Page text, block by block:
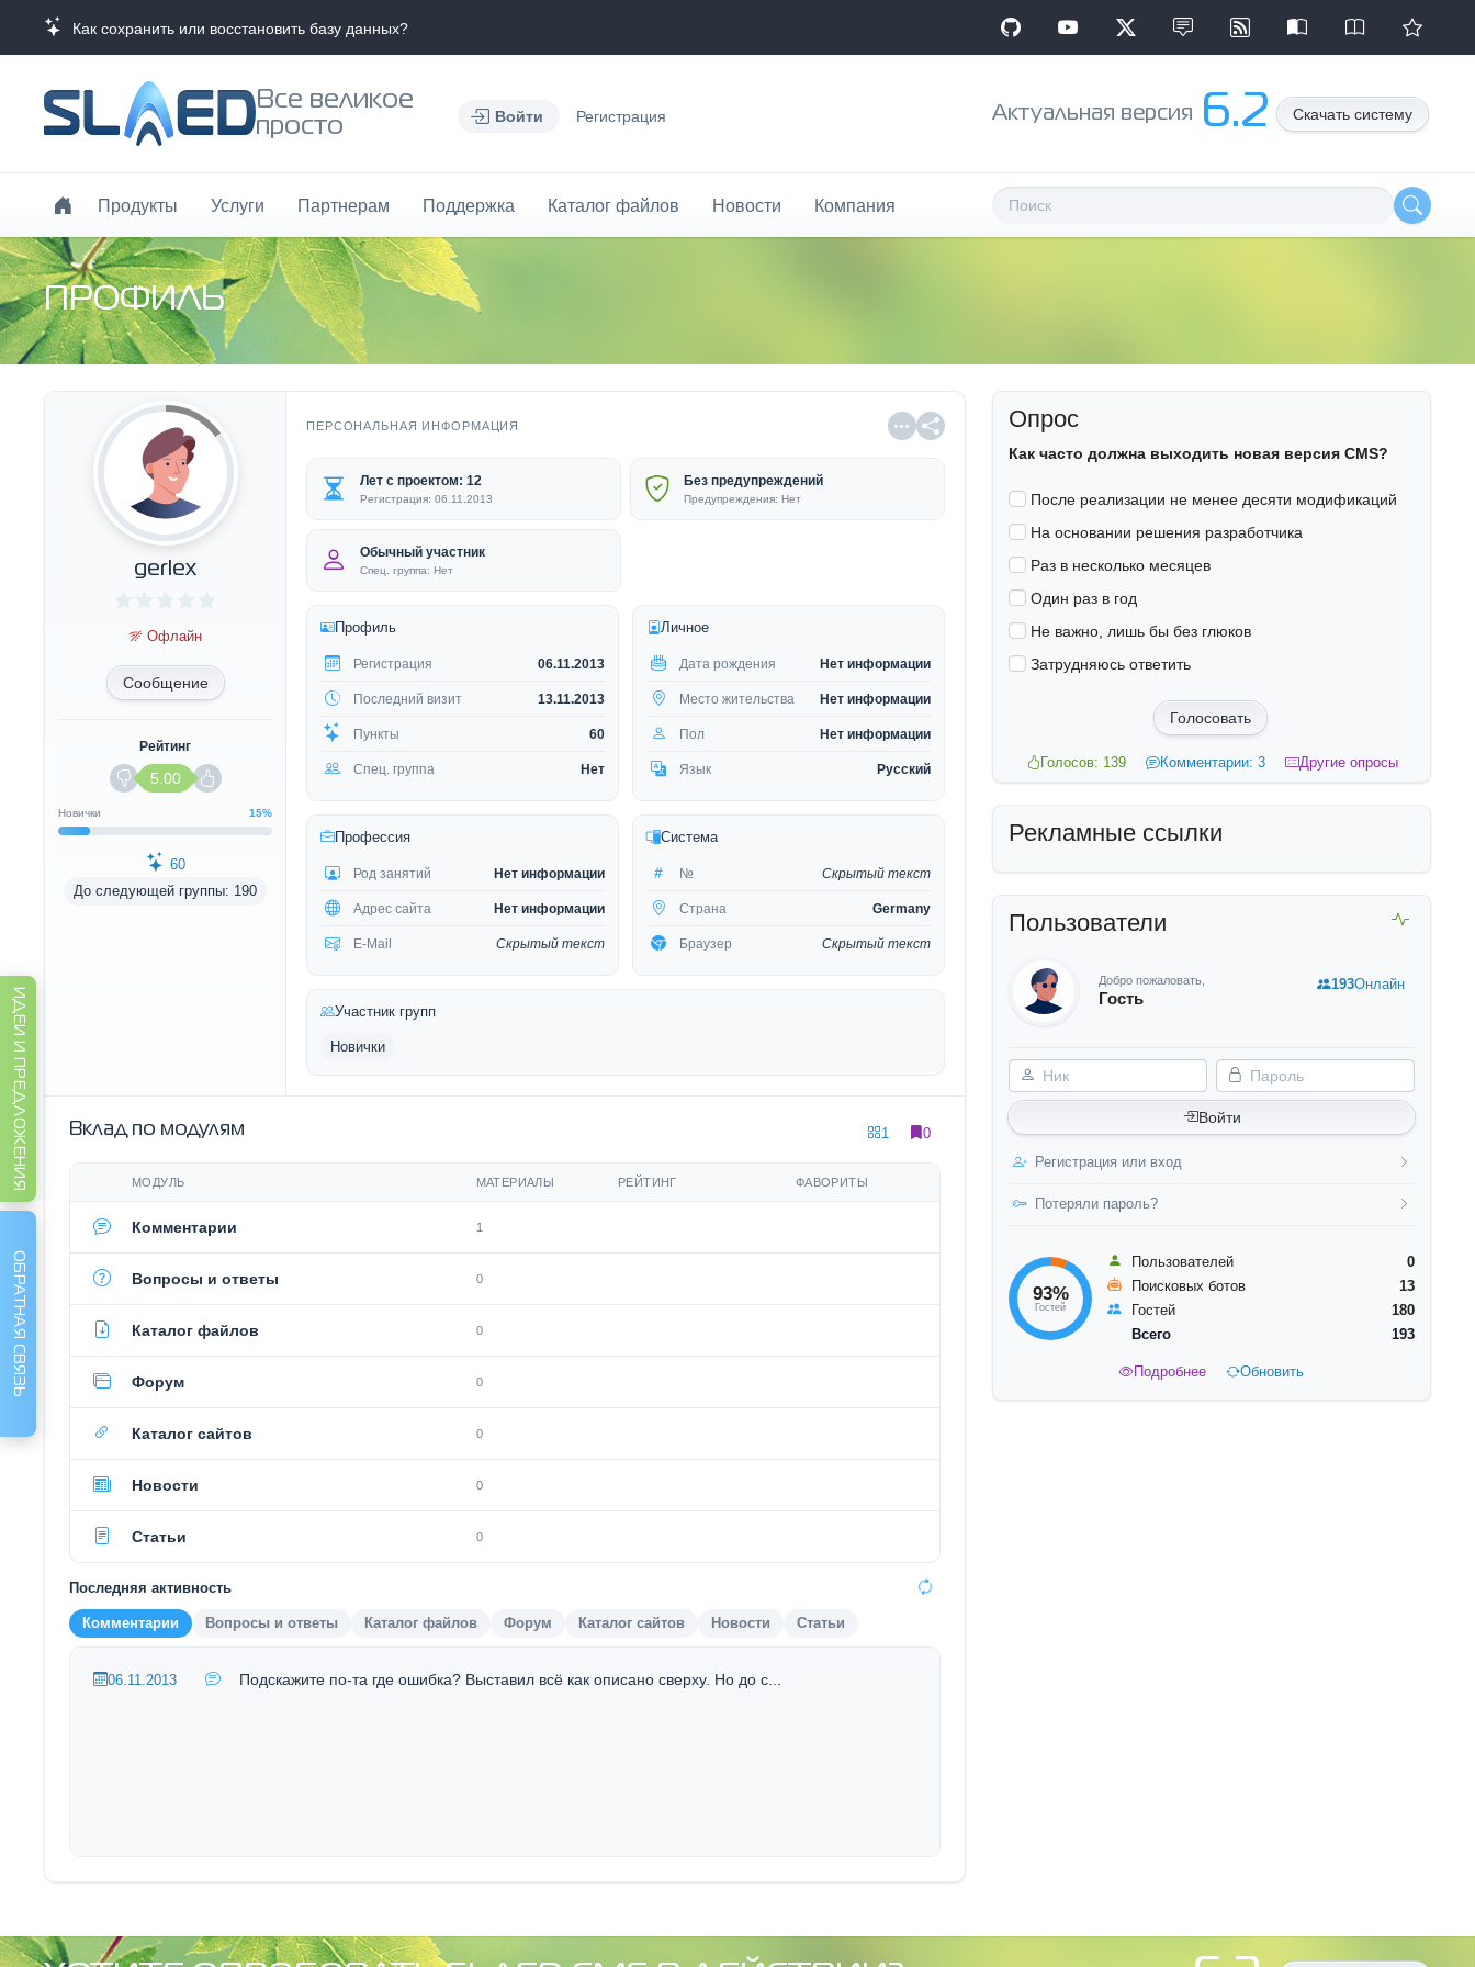
Как сохранить или восстановить базу данных?
Все великое
просто
Войти Регистрация Aктуальная версия 6.2 Скачать систему
Продукты Услуги Партнерам Поддержка Каталог файлов Новости Компания
ПРОФИЛЬ
gerlex
Офлайн
Сообщение
Рейтинг
5.00
Новички 15%
60
До следующей группы: 190
ПЕРСОНАЛЬНАЯ ИНФОРМАЦИЯ
Лет с проектом: 12
Регистрация: 06.11.2013
Без предупреждений
Предупреждения: Нет
Обычный участник
Спец. группа: Нет
Профиль
Регистрация 06.11.2013
Последний визит 13.11.2013
Пункты 60
Спец. группа Нет
Личное
Дата рождения Нет информации
Место жительства Нет информации
Пол Нет информации
Язык Русский
Профессия
Род занятий Нет информации
Адрес сайта Нет информации
E-Mail Скрытый текст
Система
№ Скрытый текст
Страна Germany
Браузер Скрытый текст
Участник групп
Новички
Вклад по модулям 1 0
МОДУЛЬ МАТЕРИАЛЫ РЕЙТИНГ ФАВОРИТЫ
Комментарии 1
Вопросы и ответы 0
Каталог файлов 0
Форум 0
Каталог сайтов 0
Новости 0
Статьи 0
Последняя активность
Комментарии Вопросы и ответы Каталог файлов Форум Каталог сайтов Новости Статьи
06.11.2013 Подскажите по-та где ошибка? Выставил всё как описано сверху. Но до с...
Опрос
Как часто должна выходить новая версия CMS?
После реализации не менее десяти модификаций
На основании решения разработчика
Раз в несколько месяцев
Один раз в год
Не важно, лишь бы без глюков
Затрудняюсь ответить
Голосовать
Голосов: 139 Комментарии: 3 Другие опросы
Рекламные ссылки
Пользователи
Добро пожаловать,
Гость
Ник Пароль
Войти
Регистрация или вход
Потеряли пароль?
193Онлайн
93%
Гостей
Пользователей
0
Поисковых ботов
13
Гостей
180
Всего
193
Подробнее Обновить
ИДЕИ И ПРЕДЛОЖЕНИЯ
ОБРАТНАЯ СВЯЗЬ